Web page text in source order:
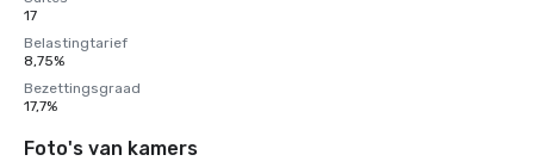
17
Belastingtarief
8,75%
Bezettingsgraad
17,7%
Foto's van kamers